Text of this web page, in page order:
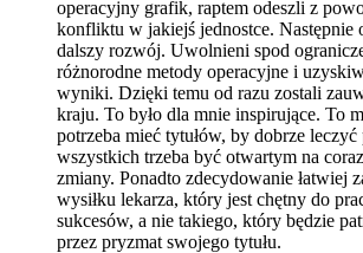
operacyjny grafik, raptem odeszli z
konfliktu w jakiejś jednostce. Następnie
dalszy rozwój. Uwolnieni spod
różnorodne metody operacyjne i
wyniki. Dzięki temu od razu zostali
kraju. To było dla mnie inspirujące. To
potrzeba mieć tytułów, by dobrze leczyć
wszystkich trzeba być otwartym na
zmiany. Ponadto zdecydowanie łatwiej
wysiłku lekarza, który jest chętny do
sukcesów, a nie takiego, który będzie
przez pryzmat swojego tytułu.